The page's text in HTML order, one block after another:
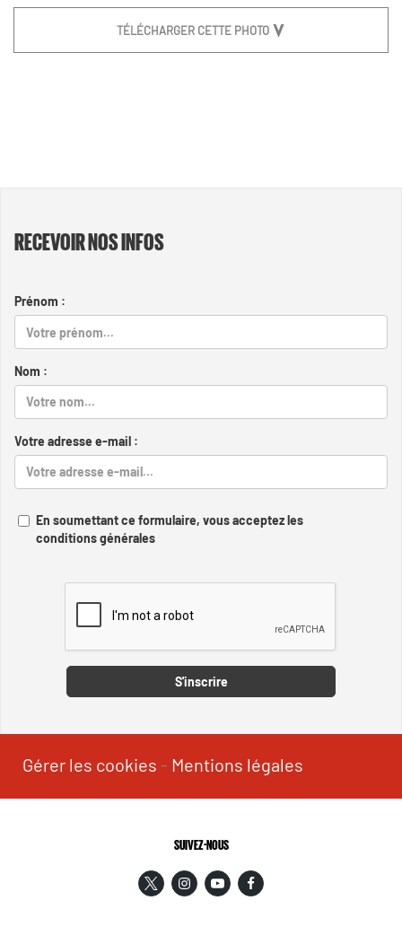
TÉLÉCHARGER CETTE PHOTO
RECEVOIR NOS INFOS
Prénom :
Nom :
Votre adresse e-mail :
En soumettant ce formulaire, vous acceptez les
conditions générales
S'inscrire
Gérer les cookies - Mentions légales
SUIVEZ-NOUS